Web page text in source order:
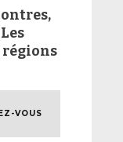
régions
VOUS